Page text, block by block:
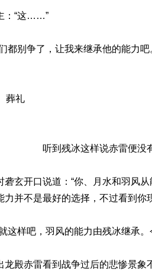
：“这……”
都别争了，让我来继承他的能力
葬礼
残冰这样说赤雷便没有再说
砻玄开口说道：“你、月水和羽风
力并不是最好的选择，不过看到你
这样吧，羽风的能力由残冰继承
龙殿赤雷看到战争过后的悲惨景象